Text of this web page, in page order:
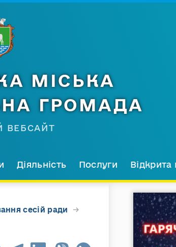
МІСЬКА
ГРОМАДА
ВЕБСАЙТ
Діяльність Послуги
сесій ради →